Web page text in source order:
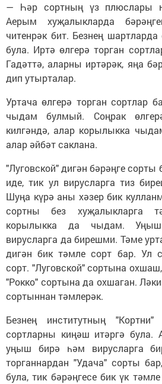
— Һәр сортның үз плюслары
Аерым хуҗалыкларда
читенрәк бит. Безнең
була. Иртә өлгерә торган
Гадәттә, аларны иртәрәк, яңа
дип утырталар.
Уртача өлгерә торган сортлар
чыдам булмый. Соңрак
килгәндә, алар корылыкка
алар әйбәт саклана.
"Луговской" дигән бәрәңге сорты
иде, тик ул вирусларга тиз
Шуңа күрә аны хәзер бик
сортны без хуҗалыкларга
корылыкка да чыдам.
вирусларга да бирешми. Тәме
дигән бик тәмле сорт бар. Ул
сорт. "Луговской" сортына
"Рокко" сортына да охшаган.
сортыннан тәмлерәк.
Безнең институтның
сортларны киңәш итәргә була.
уңыш бирә һәм вирусларга
торганнардан "Удача" сорты
була, тик бәрәңгесе бик үк